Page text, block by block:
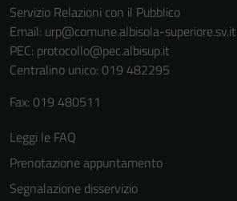
Servizio Relazioni con il Pubblico
Email: urp@comune.albisola-superiore.sv.it
PEC: protocollo@pec.albisup.it
Centralino unico: 019 482295
Fax: 019 480511
Leggi le FAQ
Prenotazione appuntamento
Segnalazione disservizio